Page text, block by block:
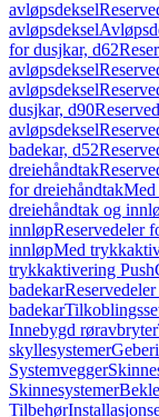
avløpsdeksel
avløpsdeksel
for dusjkar, d62
avløpsdeksel
avløpsdeksel
dusjkar, d90
avløpsdeksel
badekar, d52
dreiehåndtak
for dreiehåndtakMed
dreiehåndtak og
innløpReservedeler
innløpMed
trykkaktivering
badekar
badekar
Innebygd røravbryter
skyllesystemer
Systemvegger
Skinnesystemer
Tilbehør